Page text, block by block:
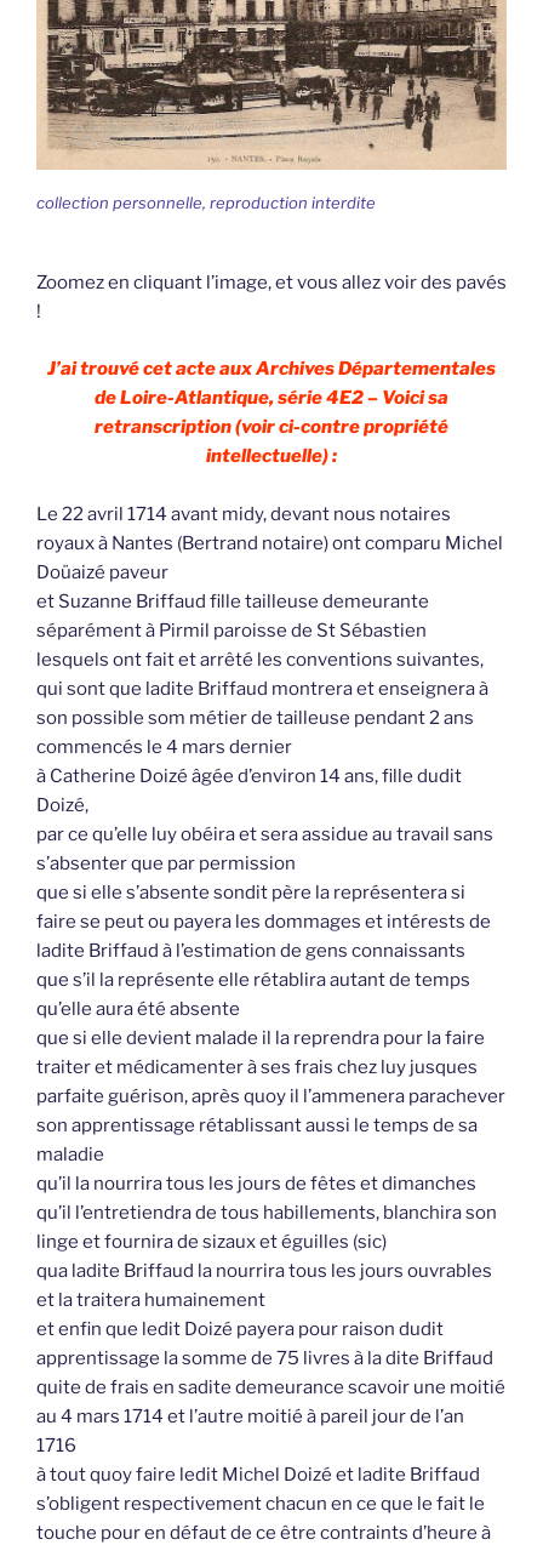
collection personnelle, reproduction interdite
Zoomez en cliquant l’image, et vous allez voir des pavés
!
J’ai trouvé cet acte aux Archives Départementales
de Loire-Atlantique, série 4E2 – Voici sa
retranscription (voir ci-contre propriété
intellectuelle) :
Le 22 avril 1714 avant midy, devant nous notaires
royaux à Nantes (Bertrand notaire) ont comparu Michel
Doüaizé paveur
et Suzanne Briffaud fille tailleuse demeurante
séparément à Pirmil paroisse de St Sébastien
lesquels ont fait et arrêté les conventions suivantes,
qui sont que ladite Briffaud montrera et enseignera à
son possible som métier de tailleuse pendant 2 ans
commencés le 4 mars dernier
à Catherine Doizé âgée d’environ 14 ans, fille dudit
Doizé,
par ce qu’elle luy obéira et sera assidue au travail sans
s’absenter que par permission
que si elle s’absente sondit père la représentera si
faire se peut ou payera les dommages et intérests de
ladite Briffaud à l’estimation de gens connaissants
que s’il la représente elle rétablira autant de temps
qu’elle aura été absente
que si elle devient malade il la reprendra pour la faire
traiter et médicamenter à ses frais chez luy jusques
parfaite guérison, après quoy il l’ammenera parachever
son apprentissage rétablissant aussi le temps de sa
maladie
qu’il la nourrira tous les jours de fêtes et dimanches
qu’il l’entretiendra de tous habillements, blanchira son
linge et fournira de sizaux et éguilles (sic)
qua ladite Briffaud la nourrira tous les jours ouvrables
et la traitera humainement
et enfin que ledit Doizé payera pour raison dudit
apprentissage la somme de 75 livres à la dite Briffaud
quite de frais en sadite demeurance scavoir une moitié
au 4 mars 1714 et l’autre moitié à pareil jour de l’an
1716
à tout quoy faire ledit Michel Doizé et ladite Briffaud
s’obligent respectivement chacun en ce que le fait le
touche pour en défaut de ce être contraints d’heure à